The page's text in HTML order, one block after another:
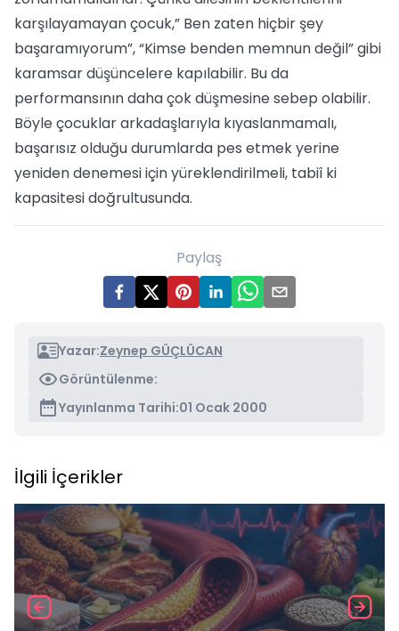
karşılayamayan çocuk,” Ben zaten hiçbir şey
başaramıyorum”, “Kimse benden memnun değil” gibi
karamsar düşüncelere kapılabilir. Bu da
performansının daha çok düşmesine sebep olabilir.
Böyle çocuklar arkadaşlarıyla kıyaslanmamalı,
başarısız olduğu durumlarda pes etmek yerine
yeniden denemesi için yüreklendirilmeli, tabiî ki
kapasitesi doğrultusunda.
Paylaş
Yazar:Zeynep GÜÇLÜCAN
Görüntülenme:
Yayınlanma Tarihi:01 Ocak 2000
İlgili İçerikler